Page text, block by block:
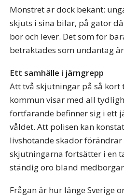
Mönstret är dock bekant:
skjuts i sina bilar, på gator
bor och lever. Det som för
betraktades som undantag
Ett samhälle i järngrepp
Att två skjutningar på så kort
kommun visar med all
fortfarande befinner sig i ett
våldet. Att polisen kan
livshotande skador
skjutningarna fortsätter i en
ständig oro bland
Frågan är hur länge Sverige